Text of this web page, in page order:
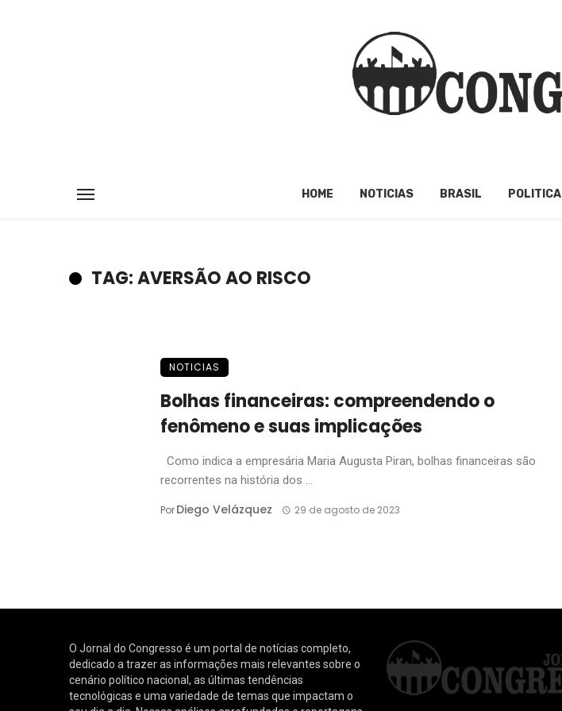
HOME NOTICIAS BRASIL POLITICA
TAG: AVERSÃO AO RISCO
NOTICIAS
Bolhas financeiras: compreendendo o
fenômeno e suas implicações
Como indica a empresária Maria Augusta Piran, bolhas financeiras são
recorrentes na história dos ...
PorDiego Velázquez 29 de agosto de 2023
O Jornal do Congresso é um portal de notícias completo,
dedicado a trazer as informações mais relevantes sobre o
cenário político nacional, as últimas tendências
tecnológicas e uma variedade de temas que impactam o